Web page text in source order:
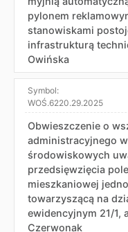
pylonem
stanowiskami
infrastrukturą
Owińska
Symbol:
WOŚ.6220.29.2025
Obwieszczenie o
administracyjnego
środowiskowych
przedsięwzięcia
mieszkaniowej
towarzyszącą na
ewidencyjnym 21/1,
Czerwonak